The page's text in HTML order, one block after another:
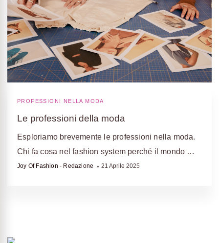
PROFESSIONI NELLA MODA
Le professioni della moda
Esploriamo brevemente le professioni nella moda.
Chi fa cosa nel fashion system perché il mondo …
Joy Of Fashion - Redazione 21 Aprile 2025